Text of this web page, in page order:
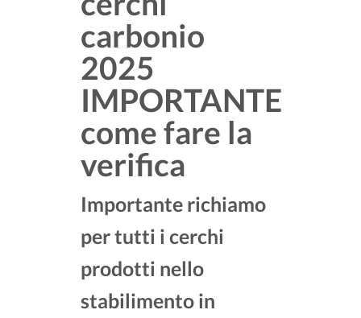
carbonio
2025
IMPORTANTE
come fare la
verifica
Importante richiamo
per tutti i cerchi
prodotti nello
stabilimento in